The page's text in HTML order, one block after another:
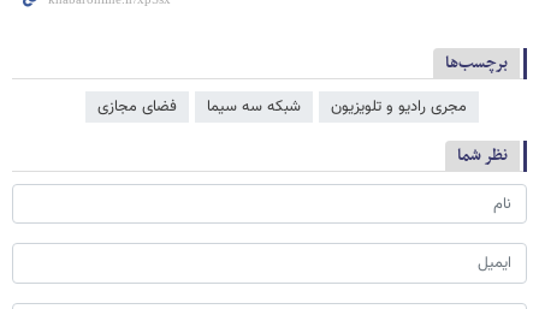
برچسب‌ها
مجری رادیو و تلویزیون شبکه سه سیما فضای مجازی
نظر شما